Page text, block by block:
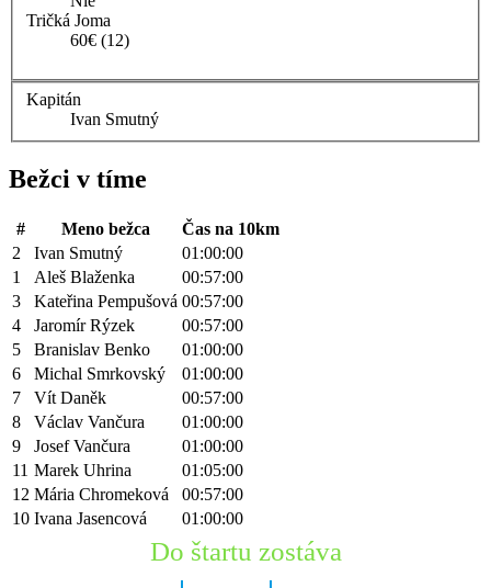
Tričká Joma
60€ (12)
Kapitán
Ivan Smutný
Bežci v tíme
# Meno bežca
Čas na 10km
2
Ivan Smutný
01:00:00
1
Aleš Blaženka
00:57:00
3
Kateřina Pempušová 00:57:00
4
Jaromír Rýzek
00:57:00
5
Branislav Benko
01:00:00
6
Michal Smrkovský
01:00:00
7
Vít Daněk
00:57:00
8
Václav Vančura
01:00:00
9
Josef Vančura
01:00:00
11 Marek Uhrina
01:05:00
12 Mária Chromeková
00:57:00
10 Ivana Jasencová 01:00:00
Do štartu zostáva